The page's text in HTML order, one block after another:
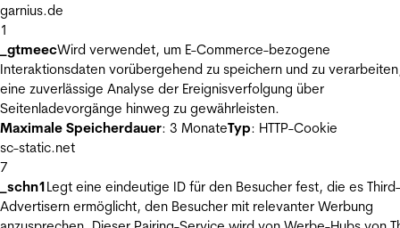
garnius.de
1
_gtmeecWird verwendet, um E-Commerce-bezogene
Interaktionsdaten vorübergehend zu speichern und zu
eine zuverlässige Analyse der Ereignisverfolgung über
Seitenladevorgänge hinweg zu gewährleisten.
Maximale Speicherdauer: 3 MonateTyp: HTTP-Cookie
sc-static.net
7
_schn1Legt eine eindeutige ID für den Besucher fest, die es
Advertisern ermöglicht, den Besucher mit relevanter Werbung